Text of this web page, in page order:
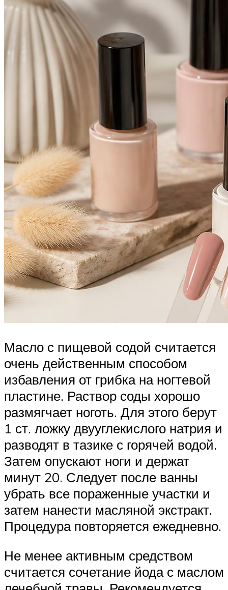
Масло с пищевой содой считается
очень действенным способом
избавления от грибка на ногтевой
пластине. Раствор соды хорошо
размягчает ноготь. Для этого берут
1 ст. ложку двууглекислого натрия и
разводят в тазике с горячей водой.
Затем опускают ноги и держат
минут 20. Следует после ванны
убрать все пораженные участки и
затем нанести масляной экстракт.
Процедура повторяется ежедневно.
Не менее активным средством
считается сочетание йода с маслом